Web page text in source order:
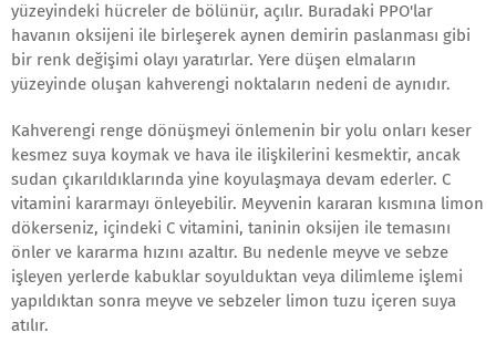
yüzeyindeki hücreler de bölünür, açılır. Buradaki PPO'lar
havanın oksijeni ile birleşerek aynen demirin paslanması gibi
bir renk değişimi olayı yaratırlar. Yere düşen elmaların
yüzeyinde oluşan kahverengi noktaların nedeni de aynıdır.
Kahverengi renge dönüşmeyi önlemenin bir yolu onları keser
kesmez suya koymak ve hava ile ilişkilerini kesmektir, ancak
sudan çıkarıldıklarında yine koyulaşmaya devam ederler. C
vitamini kararmayı önleyebilir. Meyvenin kararan kısmına limon
dökerseniz, içindeki C vitamini, taninin oksijen ile temasını
önler ve kararma hızını azaltır. Bu nedenle meyve ve sebze
işleyen yerlerde kabuklar soyulduktan veya dilimleme işlemi
yapıldıktan sonra meyve ve sebzeler limon tuzu içeren suya
atılır.